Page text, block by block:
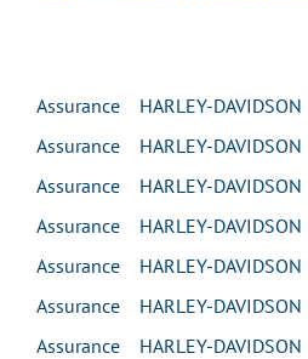
Assurance HARLEY-
Assurance HARLEY-
Assurance HARLEY-
Assurance HARLEY-
Assurance HARLEY-
Assurance HARLEY-
Assurance HARLEY-